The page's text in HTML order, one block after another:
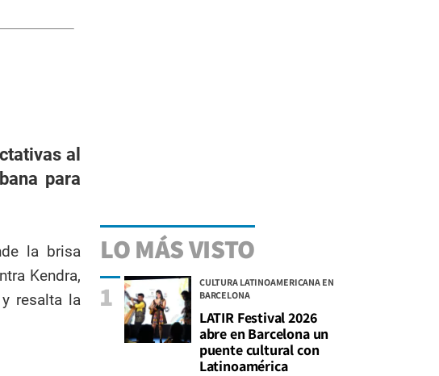
al
para
la brisa
Kendra,
resalta la
LO MÁS VISTO
CULTURA LATINOAMERICANA EN
BARCELONA
LATIR Festival 2026
abre en Barcelona un
puente cultural con
Latinoamérica
1